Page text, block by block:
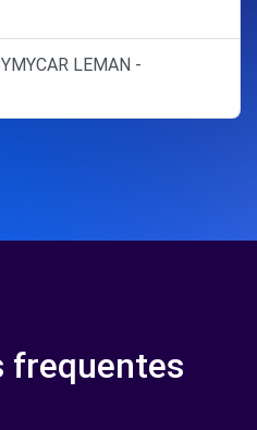
LEMAN -
frequentes